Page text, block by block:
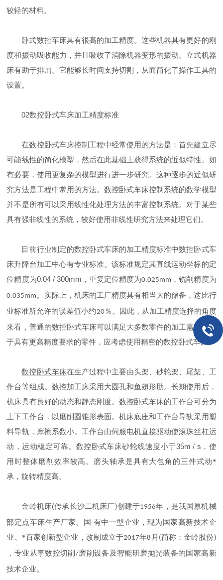
较轻的材料。
卧式数控车床具有很高的加工精度。这些机器具有更好的刚
度和振动吸收能力，并且吸收了消除机器变形的振动。立式机器
床有助于排屑。它能够长时间支持切割，从而简化了操作工具的
设置。
02数控卧式车床加工精度标准
在数控卧式车床控制工程中经常使用的方法是：首先建立尽
可能线性的简化模型，然后在此基础上获得系统的近似特性。如
有必要，使用更复杂的模型进行进一步研究。这种逐步的近似研
究方法是工程中常用的方法。数控卧式车床控制系统的数学模型
并不是所有可以采用线性化处理方法的丰富控制系统。对于某些
具有强非线性的系统，较好使用非线性研究方法来处理它们。
目前行业制定的数控卧式车床的加工精度标准中数控卧式车
床升降台加工中心有专业标准。该标准规定其直线运动坐标的定
位精度为0.04 / 300mm ，重复定位精度为0.025mm ，铣削精度为
0.035mm 。实际上，机床的工厂精度具有相当大的储备，这比行
业标准所允许的误差值小约20％。因此，从加工精度选择的角度
来看，普通的数控卧式车床可以满足大多数零件的加工需求。对
于具有更高精度要求的零件，应考虑使用精密的数控卧式车床。
数控卧式车床在生产过程中主要由头架、砂轮架、尾架、工
作台等组成。数控加工床采用大圆孔和鱼翅形肋。长期使用后，
机床具有良好的动态和静态刚度。数控卧式车床的工作台可分为
上下工作台，以磨削圆锥形表面。机床底座和工作台导轨采用塑
料导轨，摩擦系数小。工作台由伺服电机直接驱动使滚珠丝杠运
动，运动稳定可靠。数控卧式车床砂轮线速度小于35m / s ，使
用时整体磨削效率较高。磨头轴承是具有大包角的三件式动*
承，旋转精度高。
金岭机床(传承长沙二机床厂)创建于1956年，是我国原机械
部定点车床生产厂家、国 有中一型企业，现为国家高新技术企
业、*百家创新型企业，改制成立于2017年8 月 (简称：金岭股份)
，专业从事数控切削 /磨削设备及智能研磨抛光装备的国家高新
技术企业。